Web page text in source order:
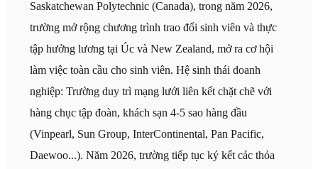
Saskatchewan Polytechnic (Canada), trong năm 2026,
trường mở rộng chương trình trao đổi sinh viên và thực
tập hưởng lương tại Úc và New Zealand, mở ra cơ hội
làm việc toàn cầu cho sinh viên. Hệ sinh thái doanh
nghiệp: Trường duy trì mạng lưới liên kết chặt chẽ với
hàng chục tập đoàn, khách sạn 4-5 sao hàng đầu
(Vinpearl, Sun Group, InterContinental, Pan Pacific,
Daewoo...). Năm 2026, trường tiếp tục ký kết các thỏa